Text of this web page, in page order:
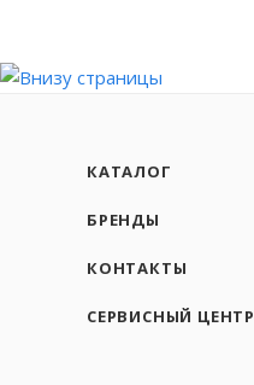
КАТАЛОГ
БРЕНДЫ
КОНТАКТЫ
СЕРВИСНЫЙ ЦЕНТР